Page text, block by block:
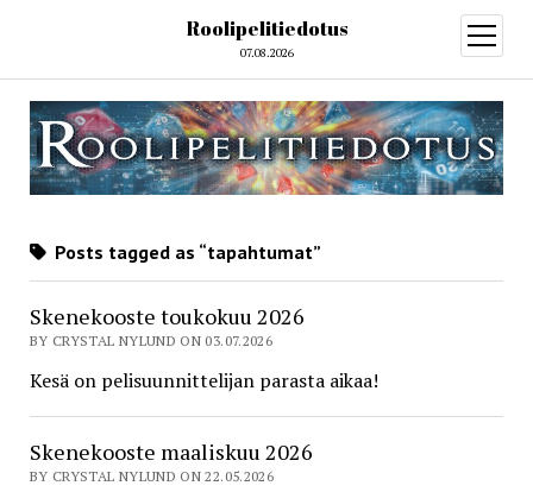
Roolipelitiedotus
07.08.2026
open
menu
Posts tagged as “tapahtumat”
Skenekooste toukokuu 2026
BY CRYSTAL NYLUND ON 03.07.2026
Kesä on pelisuunnittelijan parasta aikaa!
Skenekooste maaliskuu 2026
BY CRYSTAL NYLUND ON 22.05.2026